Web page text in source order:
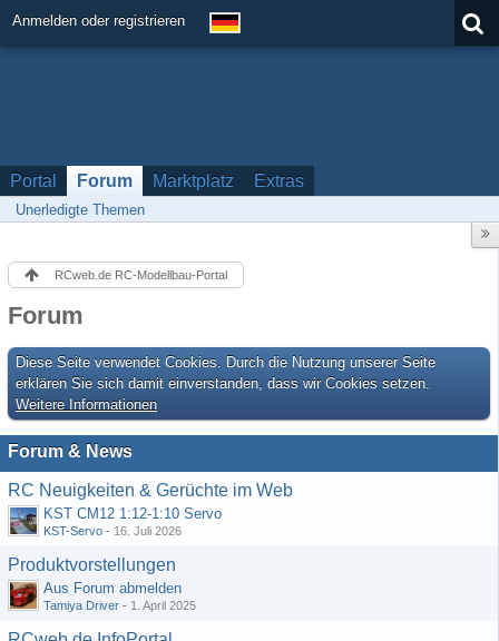
Anmelden oder registrieren
Portal Forum Marktplatz Extras
Unerledigte Themen
RCweb.de RC-Modellbau-Portal
Forum
Diese Seite verwendet Cookies. Durch die Nutzung unserer Seite
erklären Sie sich damit einverstanden, dass wir Cookies setzen.
Weitere Informationen
Forum & News
RC Neuigkeiten & Gerüchte im Web
KST CM12 1:12-1:10 Servo
KST-Servo - 16. Juli 2026
Produktvorstellungen
Aus Forum abmelden
Tamiya Driver - 1. April 2025